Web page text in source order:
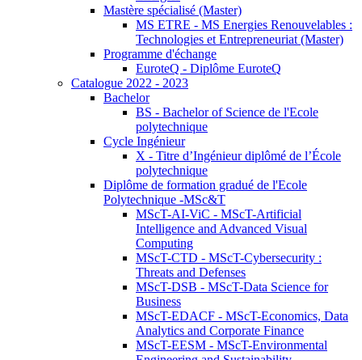
Mastère spécialisé (Master)
MS ETRE - MS Energies Renouvelables :
Technologies et Entrepreneuriat (Master)
Programme d'échange
EuroteQ - Diplôme EuroteQ
Catalogue 2022 - 2023
Bachelor
BS - Bachelor of Science de l'Ecole
polytechnique
Cycle Ingénieur
X - Titre d’Ingénieur diplômé de l’École
polytechnique
Diplôme de formation gradué de l'Ecole
Polytechnique -MSc&T
MScT-AI-ViC - MScT-Artificial
Intelligence and Advanced Visual
Computing
MScT-CTD - MScT-Cybersecurity :
Threats and Defenses
MScT-DSB - MScT-Data Science for
Business
MScT-EDACF - MScT-Economics, Data
Analytics and Corporate Finance
MScT-EESM - MScT-Environmental